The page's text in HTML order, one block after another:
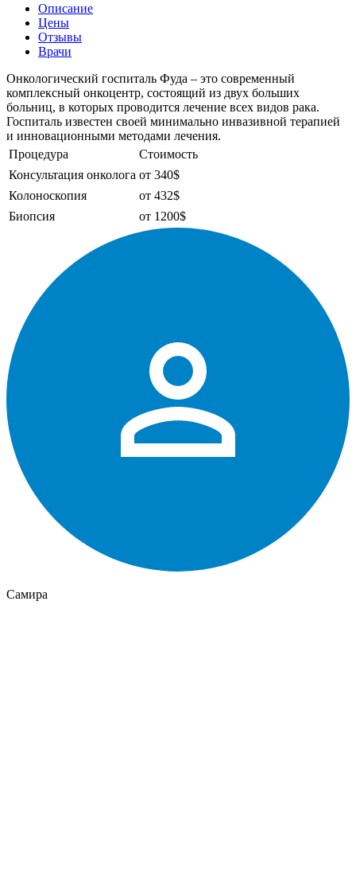
Описание
Цены
Отзывы
Врачи
Онкологический госпиталь Фуда – это современный
комплексный онкоцентр, состоящий из двух больших
больниц, в которых проводится лечение всех видов рака.
Госпиталь известен своей минимально инвазивной терапией
и инновационными методами лечения.
Процедура
Стоимость
Консультация онколога от 340$
Колоноскопия
от 432$
Биопсия
от 1200$
Самира